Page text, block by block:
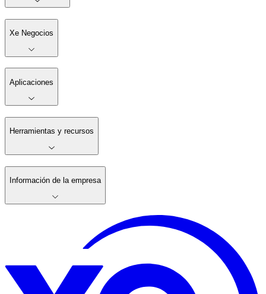
Xe Negocios
Aplicaciones
Herramientas y recursos
Información de la empresa